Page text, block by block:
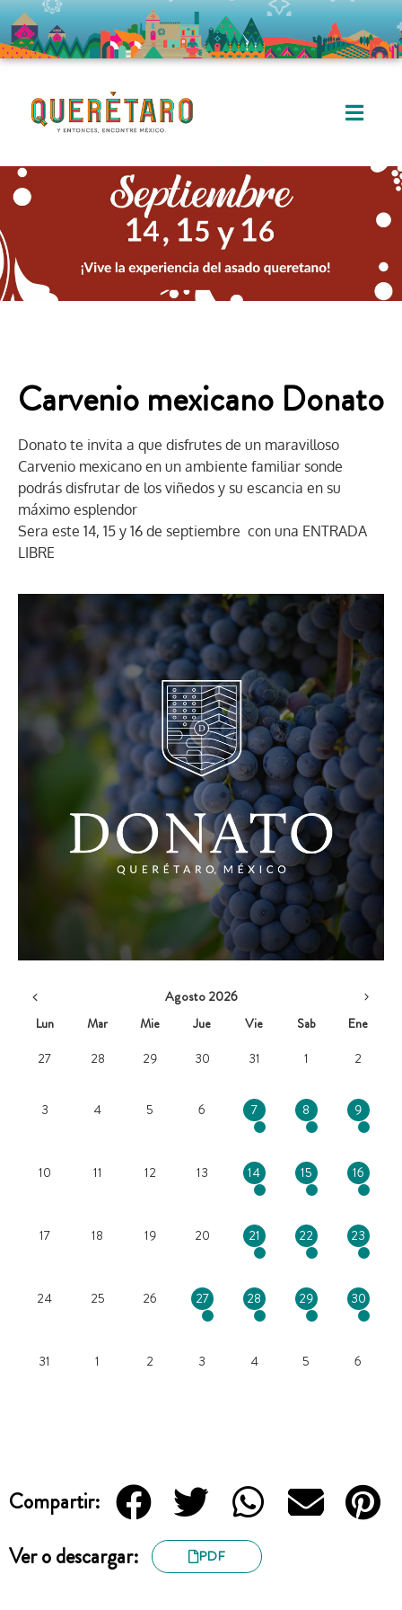
Carvenio mexicano Donato
Donato te invita a que disfrutes de un maravilloso
Carvenio mexicano en un ambiente familiar sonde
podrás disfrutar de los viñedos y su escancia en su
máximo esplendor
Sera este 14, 15 y 16 de septiembre con una ENTRADA
LIBRE
Agosto 2026
Lun
Mar Mie Jue Vie Sab
Ene
27
28 29 30 31 1 2
3 4 5 6 7 8 9
10 11 12 13 14 15 16
17 18 19 20 21 22 23
24 25 26 27 28 29 30
31 1 2 3 4 5 6
Compartir:
Ver o descargar:
PDF